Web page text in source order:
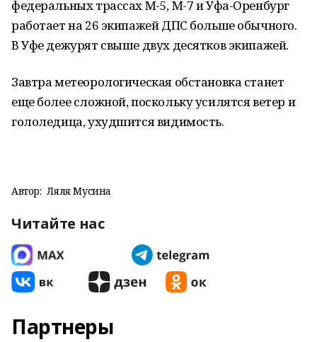
федеральных трассах М-5, М-7 и Уфа-Оренбург
работает на 26 экипажей ДПС больше обычного.
В Уфе дежурят свыше двух десятков экипажей.
Завтра метеорологическая обстановка станет
еще более сложной, поскольку усилятся ветер и
гололедица, ухудшится видимость.
Автор: Ляля Мусина
Читайте нас
Партнеры